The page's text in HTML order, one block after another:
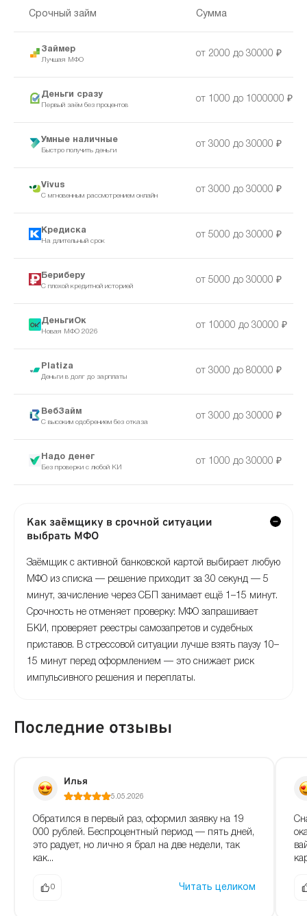
Срочный займ Сумма
Займер
Лучшая МФО
от 2000 до 30000 ₽
Деньги сразу
Первый заём без процентов
от 1000 до 1000000 ₽
Умные наличные
Быстро получить деньги
от 3000 до 30000 ₽
Vivus
С мгновенным рассмотрением онлайн
от 3000 до 30000 ₽
Кредиска
На длительный срок
от 5000 до 30000 ₽
Бериберу
С плохой кредитной историей
от 5000 до 30000 ₽
ДеньгиОк
Новая МФО 2026
от 10000 до 30000 ₽
Platiza
Деньги в долг до зарплаты
от 3000 до 80000 ₽
ВебЗайм
С высоким одобрением без отказа
от 3000 до 30000 ₽
Надо денег
Без проверки с любой КИ
от 1000 до 30000 ₽
Как заёмщику в срочной ситуации
выбрать МФО
Заёмщик с активной банковской картой выбирает любую
МФО из списка — решение приходит за 30 секунд — 5
минут, зачисление через СБП занимает ещё 1–15 минут.
Срочность не отменяет проверку: МФО запрашивает
БКИ, проверяет реестры самозапретов и судебных
приставов. В стрессовой ситуации лучше взять паузу 10–
15 минут перед оформлением — это снижает риск
импульсивного решения и переплаты.
Последние отзывы
Илья
5.05.2026
Обратился в первый раз, оформил заявку на 19
000 рублей. Беспроцентный период — пять дней,
это радует, но лично я брал на две недели, так
как...
0 Читать целиком